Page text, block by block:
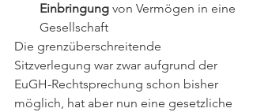
Einbringung von Vermögen in eine
Gesellschaft
Die grenzüberschreitende
Sitzverlegung war zwar aufgrund der
EuGH-Rechtsprechung schon bisher
möglich, hat aber nun eine gesetzliche